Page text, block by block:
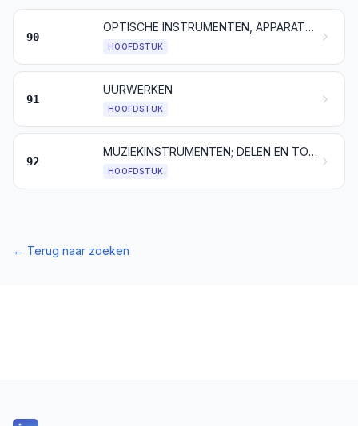
90
OPTISCHE INSTRUMENTEN, APPARATEN EN TOESTELLEN; INSTRUMENTEN, APPARATEN EN TOESTELLEN, VOOR DE FOTOGRAFIE EN DE CINEMATOGRAFIE; MEET-, VERIFICATIE-, CONTROLE- EN PRECISIE-INSTRUMENTEN, -APPARATEN EN -TOESTELLEN; MEDISCHE EN CHIRURGISCHE INSTRUMENTEN, APPARATEN EN TOESTELLEN; DELEN EN TOEBEHOREN VAN DEZE INSTRUMENTEN, APPARATEN EN TOESTELLEN
HOOFDSTUK
91
UURWERKEN
HOOFDSTUK
92
MUZIEKINSTRUMENTEN; DELEN EN TOEBEHOREN VAN MUZIEKINSTRUMENTEN
HOOFDSTUK
← Terug naar zoeken